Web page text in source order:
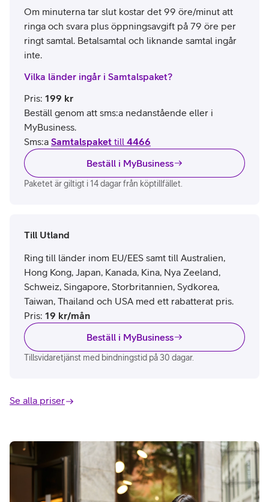
Om minuterna tar slut kostar det 99 öre/minut att
ringa och svara plus öppningsavgift på 79 öre per
ringt samtal. Betalsamtal och liknande samtal ingår
inte.
Vilka länder ingår i Samtalspaket?
Pris: 199 kr
Beställ genom att sms:a nedanstående eller i
MyBusiness.
Sms:a Samtalspaket till 4466
Beställ i MyBusiness
Paketet är giltigt i 14 dagar från köptillfället.
Till Utland
Ring till länder inom EU/EES samt till Australien,
Hong Kong, Japan, Kanada, Kina, Nya Zeeland,
Schweiz, Singapore, Storbritannien, Sydkorea,
Taiwan, Thailand och USA med ett rabatterat pris.
Pris: 19 kr/mån
Beställ i MyBusiness
Tillsvidaretjänst med bindningstid på 30 dagar.
Se alla priser